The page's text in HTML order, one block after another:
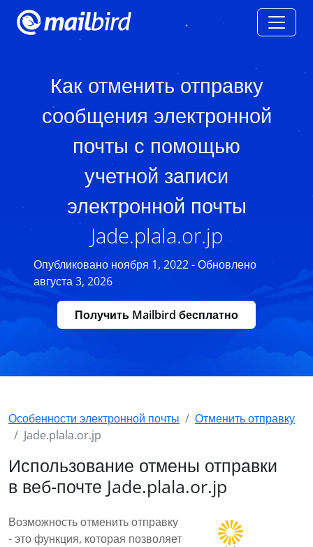
Как отменить отправку
сообщения электронной
почты с помощью
учетной записи
электронной почты
Jade.plala.or.jp
Опубликовано ноября 1, 2022 - Обновлено
августа 3, 2026
Получить Mailbird бесплатно
Особенности электронной почты
Отменить отправку
Jade.plala.or.jp
Использование отмены отправки
в веб-почте Jade.plala.or.jp
Возможность отменить отправку
- это функция, которая позволяет